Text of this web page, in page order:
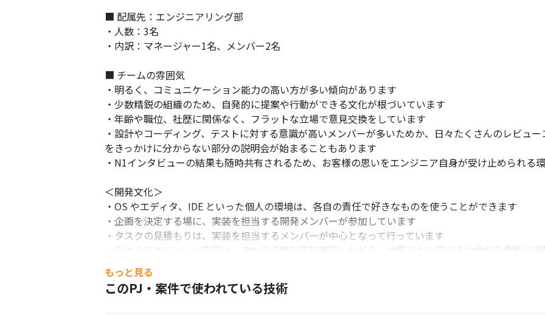
■ 配属先：エンジニアリング部
・人数：3名
・内訳：マネージャー1名、メンバー2名
■ チームの雰囲気
・明るく、コミュニケーション能力の高い方が多い傾向があります
・少数精鋭の組織のため、自発的に提案や行動ができる文化が根づいています
・年齢や職位、社歴に関係なく、フラットな立場で意見交換をしています
・設計やコーディング、テストに対する意識が高いメンバーが多いためか、日々たくさんのレビュ
をきっかけに分からない部分の説明会が始まることもあります
・N1インタビューの結果も随時共有されるため、お客様の思いをエンジニア自身が受け止められる
＜開発文化＞
・OS やエディタ、IDE といった個人の環境は、各自の責任で好きなものを使うことができます
・企画を決定する場に、実装を担当する開発メンバーが参加しています
・タスクの見積もりは、実装を担当するメンバーが中心となって行っています
・全体のスケジュール管理は、途中の成果を随時確認しながら、納期または盛り込む機能を柔軟に
・コードは全てGithub上で管理されており、プルリクエスト単位でレビューを行っています
・売上/CVR/CPA等のデータがエンジニア全員に公開されており、いつでも閲覧することができます
もっと見る
このPJ・案件で使われている技術